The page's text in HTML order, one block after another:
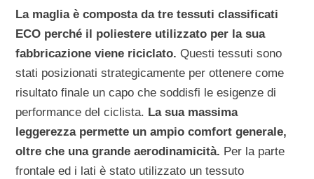
La maglia è composta da tre tessuti classificati
ECO perché il poliestere utilizzato per la sua
fabbricazione viene riciclato. Questi tessuti sono
stati posizionati strategicamente per ottenere come
risultato finale un capo che soddisfi le esigenze di
performance del ciclista. La sua massima
leggerezza permette un ampio comfort generale,
oltre che una grande aerodinamicità. Per la parte
frontale ed i lati è stato utilizzato un tessuto